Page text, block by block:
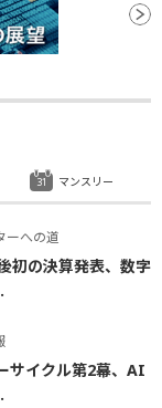
ーへの道
初の決算発表、数字
サイクル第2幕、AI
マンスリー